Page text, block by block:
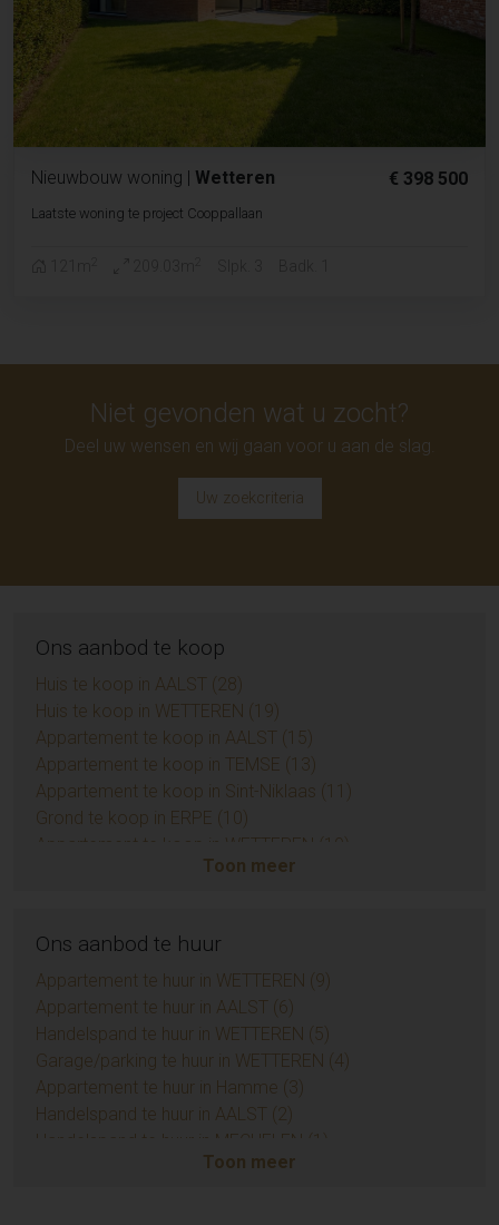
€ 398 500
Nieuwbouw woning | Wetteren
Laatste woning te project Cooppallaan
Niet gevonden wat u zocht?
Deel uw wensen en wij gaan voor u aan de slag.
Uw zoekcriteria
Ons aanbod te koop
Huis te koop in AALST (28)
Huis te koop in WETTEREN (19)
Appartement te koop in AALST (15)
Appartement te koop in TEMSE (13)
Appartement te koop in Sint-Niklaas (11)
Grond te koop in ERPE (10)
Appartement te koop in WETTEREN (10)
Appartement te koop in ZUIDKOTE (9)
Opbrengsteigendom te koop in AALST (6)
Huis te koop in Sint-Niklaas (6)
Appartement te koop in AMBLETEUSE (4)
Grond te koop in BIEVRE (4)
Appartement te koop in LIEDEKERKE (3)
Huis te koop in Zottegem (3)
Appartement te koop in LEDE (3)
Huis te koop in Temse (3)
Huis te koop in Sint-Lievens-Houtem (3)
Toon meer
Ons aanbod te huur
Appartement te huur in WETTEREN (9)
Appartement te huur in AALST (6)
Handelspand te huur in WETTEREN (5)
Garage/parking te huur in WETTEREN (4)
Appartement te huur in Hamme (3)
Handelspand te huur in AALST (2)
Handelspand te huur in MECHELEN (1)
Huis te huur in LAARNE (1)Toon meer